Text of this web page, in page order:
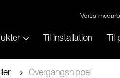
Vores
Til installation Til
Overgangsnippel